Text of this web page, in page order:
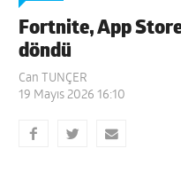
Fortnite, App
döndü
Can TUNÇER
19 Mayıs 2026 16:10